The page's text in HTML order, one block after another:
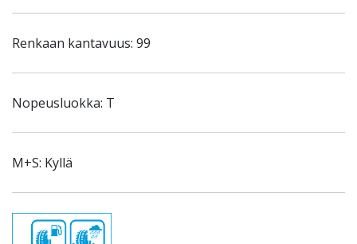
Renkaan kantavuus: 99
Nopeusluokka: T
M+S: Kyllä